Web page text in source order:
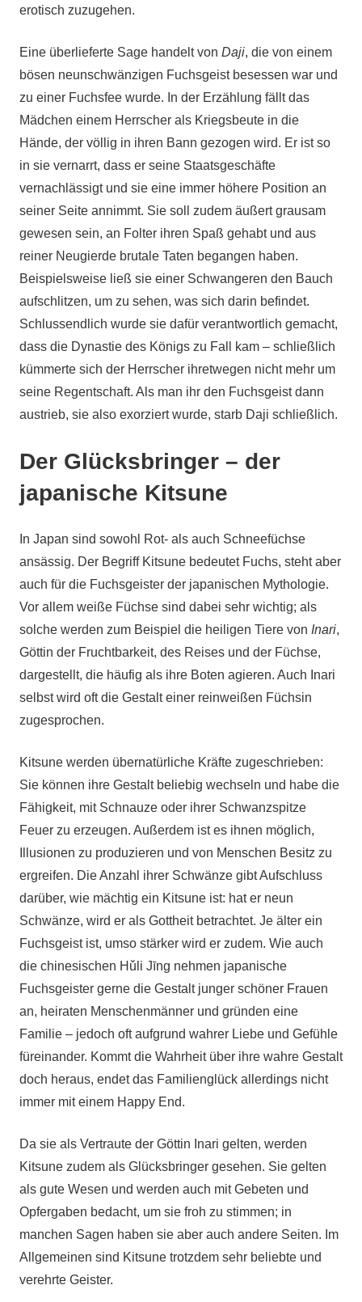
erotisch zuzugehen.
Eine überlieferte Sage handelt von Daji, die von einem
bösen neunschwänzigen Fuchsgeist besessen war und
zu einer Fuchsfee wurde. In der Erzählung fällt das
Mädchen einem Herrscher als Kriegsbeute in die
Hände, der völlig in ihren Bann gezogen wird. Er ist so
in sie vernarrt, dass er seine Staatsgeschäfte
vernachlässigt und sie eine immer höhere Position an
seiner Seite annimmt. Sie soll zudem äußert grausam
gewesen sein, an Folter ihren Spaß gehabt und aus
reiner Neugierde brutale Taten begangen haben.
Beispielsweise ließ sie einer Schwangeren den Bauch
aufschlitzen, um zu sehen, was sich darin befindet.
Schlussendlich wurde sie dafür verantwortlich gemacht,
dass die Dynastie des Königs zu Fall kam – schließlich
kümmerte sich der Herrscher ihretwegen nicht mehr um
seine Regentschaft. Als man ihr den Fuchsgeist dann
austrieb, sie also exorziert wurde, starb Daji schließlich.
Der Glücksbringer – der
japanische Kitsune
In Japan sind sowohl Rot- als auch Schneefüchse
ansässig. Der Begriff Kitsune bedeutet Fuchs, steht aber
auch für die Fuchsgeister der japanischen Mythologie.
Vor allem weiße Füchse sind dabei sehr wichtig; als
solche werden zum Beispiel die heiligen Tiere von Inari,
Göttin der Fruchtbarkeit, des Reises und der Füchse,
dargestellt, die häufig als ihre Boten agieren. Auch Inari
selbst wird oft die Gestalt einer reinweißen Füchsin
zugesprochen.
Kitsune werden übernatürliche Kräfte zugeschrieben:
Sie können ihre Gestalt beliebig wechseln und habe die
Fähigkeit, mit Schnauze oder ihrer Schwanzspitze
Feuer zu erzeugen. Außerdem ist es ihnen möglich,
Illusionen zu produzieren und von Menschen Besitz zu
ergreifen. Die Anzahl ihrer Schwänze gibt Aufschluss
darüber, wie mächtig ein Kitsune ist: hat er neun
Schwänze, wird er als Gottheit betrachtet. Je älter ein
Fuchsgeist ist, umso stärker wird er zudem. Wie auch
die chinesischen Hǔli Jīng nehmen japanische
Fuchsgeister gerne die Gestalt junger schöner Frauen
an, heiraten Menschenmänner und gründen eine
Familie – jedoch oft aufgrund wahrer Liebe und Gefühle
füreinander. Kommt die Wahrheit über ihre wahre Gestalt
doch heraus, endet das Familienglück allerdings nicht
immer mit einem Happy End.
Da sie als Vertraute der Göttin Inari gelten, werden
Kitsune zudem als Glücksbringer gesehen. Sie gelten
als gute Wesen und werden auch mit Gebeten und
Opfergaben bedacht, um sie froh zu stimmen; in
manchen Sagen haben sie aber auch andere Seiten. Im
Allgemeinen sind Kitsune trotzdem sehr beliebte und
verehrte Geister.